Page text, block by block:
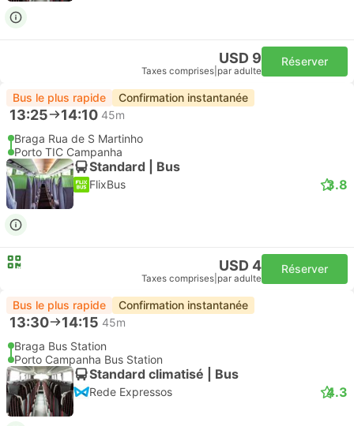
USD 9
Taxes comprises par adulte
Réserver
Bus le plus rapide Confirmation instantanée
13:25 14:10 45m
Braga Rua de S Martinho
Porto TIC Campanha
Standard | Bus
FlixBus 3.8
USD 4
Taxes comprises par adulte
Réserver
Bus le plus rapide Confirmation instantanée
13:30 14:15 45m
Braga Bus Station
Porto Campanha Bus Station
Standard climatisé | Bus
Rede Expressos 4.3